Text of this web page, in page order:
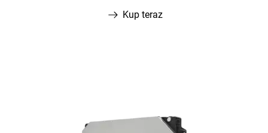
Kup teraz